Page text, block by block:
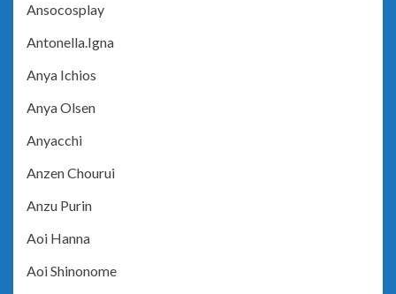
Ansocosplay
Antonella.Igna
Anya Ichios
Anya Olsen
Anyacchi
Anzen Chourui
Anzu Purin
Aoi Hanna
Aoi Shinonome